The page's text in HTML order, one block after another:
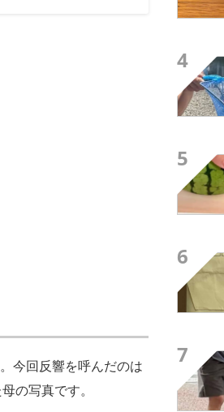
今回反響を呼んだのは
の写真です。
4
5
6
7